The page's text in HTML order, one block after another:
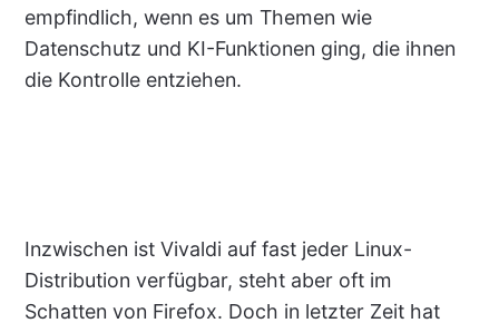
empfindlich, wenn es um Themen wie
Datenschutz und KI-Funktionen ging, die ihnen
die Kontrolle entziehen.
Inzwischen ist Vivaldi auf fast jeder Linux-
Distribution verfügbar, steht aber oft im
Schatten von Firefox. Doch in letzter Zeit hat